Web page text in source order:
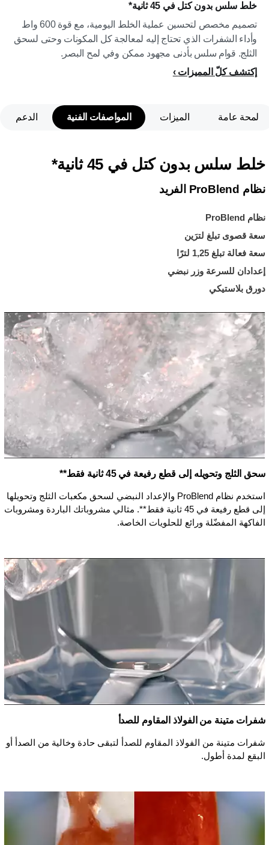
خلط سلس بدون كتل في 45 ثانية*
تصميم مخصص لتحسين عملية الخلط اليومية، مع قوة 600 واط
وأداء الشفرات الذي تحتاج إليه لمعالجة كل المكونات وحتى لسحق
الثلج. قوام سلس بأدنى مجهود ممكن وفي لمح البصر.
إكتشف كلّ المميزات
لمحة عامة الميزات المواصفات الفنية الدعم
خلط سلس بدون كتل في 45 ثانية*
نظام ProBlend الفريد
نظام ProBlend
سعة قصوى تبلغ لترَين
سعة فعالة تبلغ 1,25 لترًا
إعدادان للسرعة وزر نبضي
دورق بلاستيكي
سحق الثلج وتحويله إلى قطع رفيعة في 45 ثانية فقط**
استخدم نظام ProBlend والإعداد النبضي لسحق مكعبات الثلج وتحويلها
إلى قطع رفيعة في 45 ثانية فقط**. مثالي مشروباتك الباردة ومشروبات
الفاكهة المفضّلة ورائع للحلويات الخاصة.
شفرات متينة من الفولاذ المقاوم للصدأ
شفرات متينة من الفولاذ المقاوم للصدأ لتبقى حادة وخالية من الصدأ أو
البقع لمدة أطول.